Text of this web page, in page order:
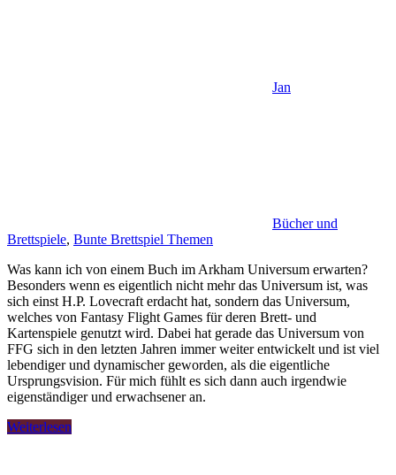
Jan
Bücher und
Brettspiele, Bunte Brettspiel Themen
Was kann ich von einem Buch im Arkham Universum erwarten?
Besonders wenn es eigentlich nicht mehr das Universum ist, was
sich einst H.P. Lovecraft erdacht hat, sondern das Universum,
welches von Fantasy Flight Games für deren Brett- und
Kartenspiele genutzt wird. Dabei hat gerade das Universum von
FFG sich in den letzten Jahren immer weiter entwickelt und ist viel
lebendiger und dynamischer geworden, als die eigentliche
Ursprungsvision. Für mich fühlt es sich dann auch irgendwie
eigenständiger und erwachsener an.
Weiterlesen